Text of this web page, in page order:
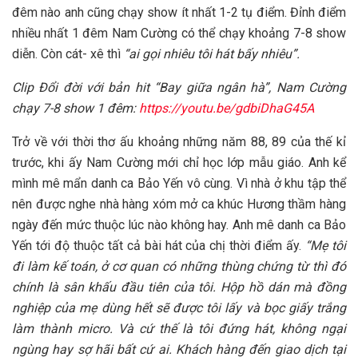
đêm nào anh cũng chạy show ít nhất 1-2 tụ điểm. Đỉnh điểm
nhiều nhất 1 đêm Nam Cường có thể chạy khoảng 7-8 show
diễn. Còn cát- xê thì “ai gọi nhiêu tôi hát bấy nhiêu”.
Clip Đổi đời với bản hit “Bay giữa ngân hà”, Nam Cường
chạy 7-8 show 1 đêm: https://youtu.be/gdbiDhaG45A
Trở về với thời thơ ấu khoảng những năm 88, 89 của thế kỉ
trước, khi ấy Nam Cường mới chỉ học lớp mẫu giáo. Anh kể
mình mê mẩn danh ca Bảo Yến vô cùng. Vì nhà ở khu tập thể
nên được nghe nhà hàng xóm mở ca khúc Hương thầm hàng
ngày đến mức thuộc lúc nào không hay. Anh mê danh ca Bảo
Yến tới độ thuộc tất cả bài hát của chị thời điểm ấy. “Mẹ tôi
đi làm kế toán, ở cơ quan có những thùng chứng từ thì đó
chính là sân khấu đầu tiên của tôi. Hộp hồ dán mà đồng
nghiệp của mẹ dùng hết sẽ được tôi lấy và bọc giấy trắng
làm thành micro. Và cứ thế là tôi đứng hát, không ngại
ngùng hay sợ hãi bất cứ ai. Khách hàng đến giao dịch tại